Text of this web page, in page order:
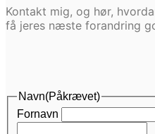
Kontakt mig, og hør,
få jeres næste forandring
Navn(Påkrævet)
Fornavn